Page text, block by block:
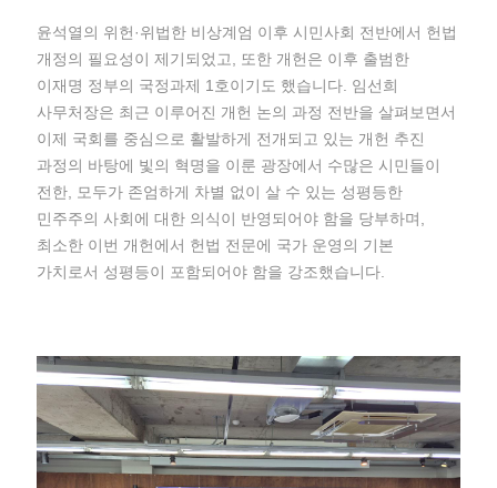
윤석열의 위헌·위법한 비상계엄 이후 시민사회 전반에서 헌법
개정의 필요성이 제기되었고, 또한 개헌은 이후 출범한
이재명 정부의 국정과제 1호이기도 했습니다. 임선희
사무처장은 최근 이루어진 개헌 논의 과정 전반을 살펴보면서
이제 국회를 중심으로 활발하게 전개되고 있는 개헌 추진
과정의 바탕에 빛의 혁명을 이룬 광장에서 수많은 시민들이
전한, 모두가 존엄하게 차별 없이 살 수 있는 성평등한
민주주의 사회에 대한 의식이 반영되어야 함을 당부하며,
최소한 이번 개헌에서 헌법 전문에 국가 운영의 기본
가치로서 성평등이 포함되어야 함을 강조했습니다.